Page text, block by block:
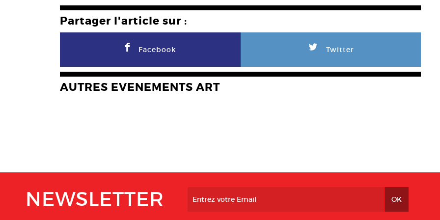
Partager l'article sur :
F Facebook L Twitter
AUTRES EVENEMENTS ART
NEWSLETTER